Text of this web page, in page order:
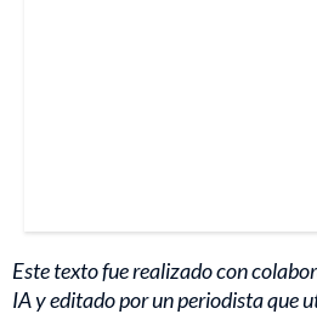
Este texto fue realizado con
IA y editado por un periodista que